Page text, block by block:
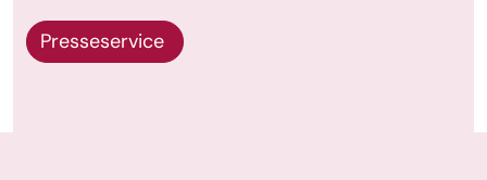
Presseservice